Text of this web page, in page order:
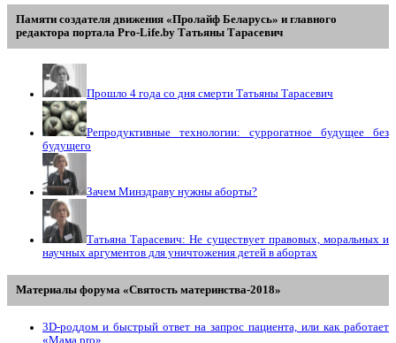
Памяти создателя движения «Пролайф Беларусь» и главного
редактора портала Pro-Life.by Tатьяны Tарасевич
Прошло 4 года со дня смерти Татьяны Тарасевич
Репродуктивные технологии: суррогатное будущее без
будущего
Зачем Минздраву нужны аборты?
Татьяна Тарасевич: Не существует правовых, моральных и
научных аргументов для уничтожения детей в абортах
Материалы форума «Святость материнства-2018»
3D-роддом и быстрый ответ на запрос пациента, или как работает
«Мама prо»